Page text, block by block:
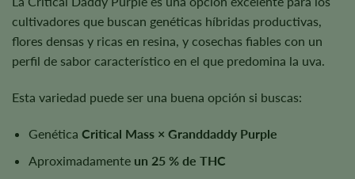
cultivadores que buscan genéticas híbridas productivas,
flores densas y ricas en resina, y cosechas fiables con un
perfil de sabor característico en el que predomina la uva.
Esta variedad puede ser una buena opción si buscas:
Genética Critical Mass × Granddaddy Purple
Aproximadamente un 25 % de THC